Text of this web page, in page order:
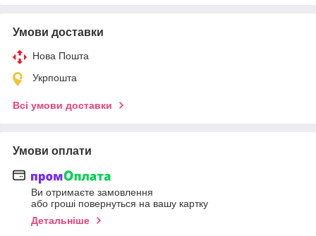
Умови доставки
Нова Пошта
Укрпошта
Всі умови доставки
Умови оплати
Ви отримаєте замовлення
або гроші повернуться на вашу картку
Детальніше